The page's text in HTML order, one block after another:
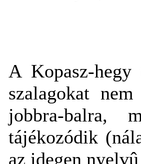
A Kopasz-
szalagokat
jobbra-balra,
tájékozódik
az idegen